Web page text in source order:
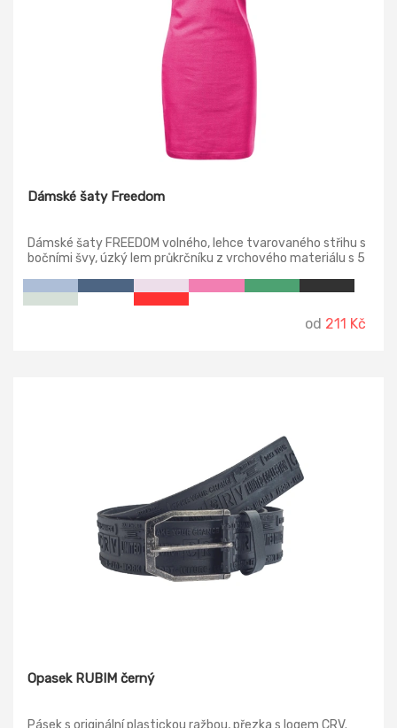
Dámské šaty Freedom
Dámské šaty FREEDOM volného, lehce tvarovaného střihu s
bočními švy, úzký lem průkrčníku z vrchového materiálu s 5
od 211 Kč
Opasek RUBIM černý